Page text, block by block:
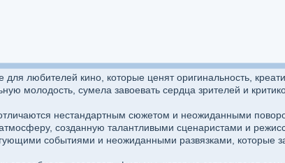
любителей кино, которые ценят оригинальность,
молодость, сумела завоевать сердца зрителей и
нестандартным сюжетом и неожиданными
созданную талантливыми сценаристами и
событиями и неожиданными развязками, которые